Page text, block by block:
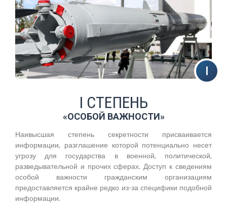
I СТЕПЕНЬ
«ОСОБОЙ ВАЖНОСТИ»
Наивысшая степень секретности присваивается
информации, разглашение которой потенциально несет
угрозу для государства в военной, политической,
разведывательной и прочих сферах. Доступ к сведениям
особой важности гражданским организациям
предоставляется крайне редко из-за специфики подобной
информации.